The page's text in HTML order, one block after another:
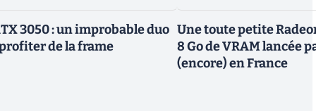
3050 : un improbable duo
de la frame
Une toute petite
8 Go de VRAM lancée
(encore) en France